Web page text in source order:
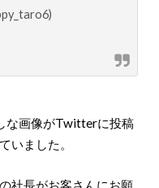
な画像がTwitterに投稿
いました。
社長がお客さんにお願